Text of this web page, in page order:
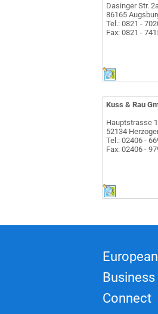
Dasinger Str. 2a
86165
Tel.: 0821 -
Fax: 0821 -
Kuss & Rau
Hauptstrasse
52134
Tel.: 02406 -
Fax: 02406 -
European
Business
Connect